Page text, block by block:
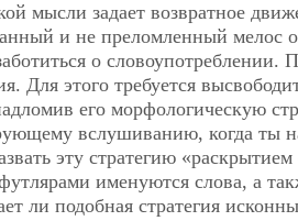
мысли задает возвратное
и не преломленный мелос
о словоупотреблении.
Для этого требуется
его морфологическую
вслушиванию, когда ты
эту стратегию
именуются слова, а
ли подобная стратегия